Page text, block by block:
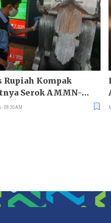
Rupiah Kompak
Serok AMMN-
- 08:30AM